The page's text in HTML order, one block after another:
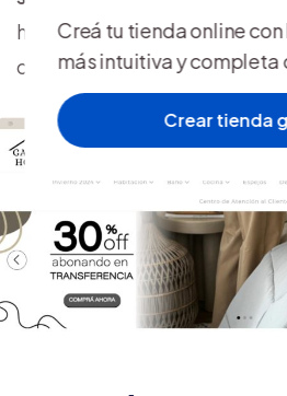
hablándole a su audiencia y
de escena del negocio.
Creá tu tienda online
más intuitiva y completa
Crear tienda